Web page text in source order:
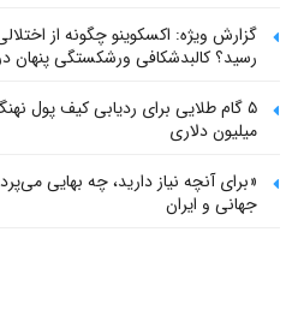
گزارش ویژه: اکسکوینو چگونه از
رسید؟ کالبدشکافی ورشکستگی پنهان
۵ گام طلایی برای ردیابی کیف پول‌
میلیون دلاری
«برای آنچه نیاز دارید، چه بهایی
جهانی و ایران